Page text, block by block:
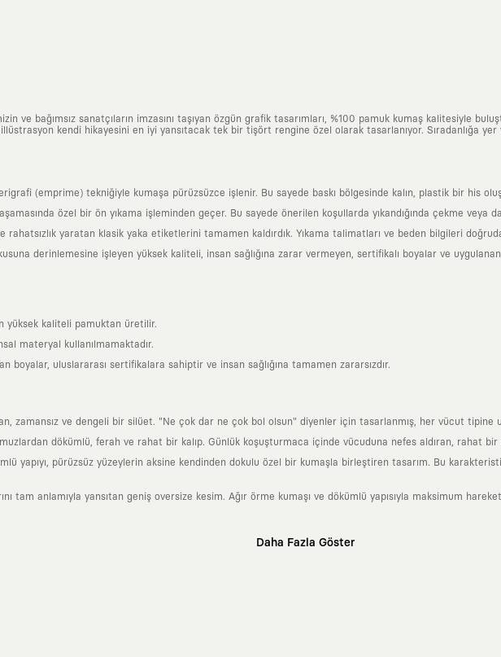
ve bağımsız sanatçıların imzasını taşıyan özgün grafik tasarımları, %100 pamuk kumaş kalitesiyle
kendi hikayesini en iyi yansıtacak tek bir tişört rengine özel olarak tasarlanıyor. Sıradanlığa
(emprime) tekniğiyle kumaşa pürüzsüzce işlenir. Bu sayede baskı bölgesinde kalın, plastik bir his
özel bir ön yıkama işleminden geçer. Bu sayede önerilen koşullarda yıkandığında çekme veya
rahatsızlık yaratan klasik yaka etiketlerini tamamen kaldırdık. Yıkama talimatları ve beden bilgileri
derinlemesine işleyen yüksek kaliteli, insan sağlığına zarar vermeyen, sertifikalı boyalar ve
yüksek kaliteli pamuktan üretilir.
materyal kullanılmamaktadır.
boyalar, uluslararası sertifikalara sahiptir ve insan sağlığına tamamen zararsızdır.
zamansız ve dengeli bir silüet. "Ne çok dar ne çok bol olsun" diyenler için tasarlanmış, her vücut tipine
dökümlü, ferah ve rahat bir kalıp. Günlük koşuşturmaca içinde vücuduna nefes aldıran, rahat bir
yapıyı, pürüzsüz yüzeylerin aksine kendinden dokulu özel bir kumaşla birleştiren tasarım. Bu
tam anlamıyla yansıtan geniş oversize kesim. Ağır örme kumaşı ve dökümlü yapısıyla maksimum
Daha Fazla Göster